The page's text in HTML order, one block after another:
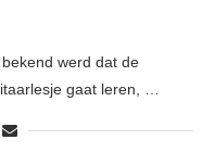
werd dat de
gaat leren, …